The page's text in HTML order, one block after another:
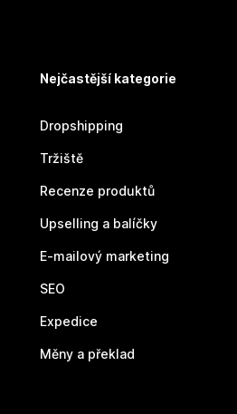
Nejčastější kategorie
Dropshipping
Tržiště
Recenze produktů
Upselling a balíčky
E-mailový marketing
SEO
Expedice
Měny a překlad